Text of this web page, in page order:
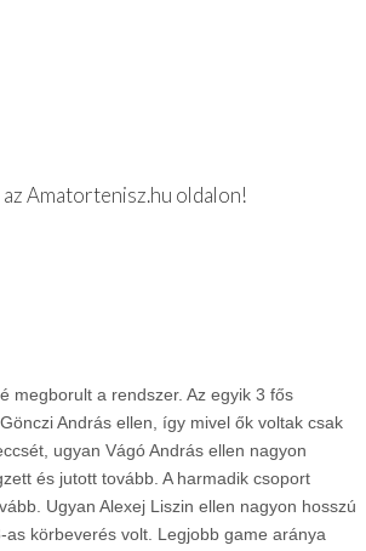
Amatortenisz.hu oldalon!
megborult a rendszer. Az egyik 3 fős
András ellen, így mivel ők voltak csak
ugyan Vágó András ellen nagyon
és jutott tovább. A harmadik csoport
Ugyan Alexej Liszin ellen nagyon hosszú
körbeverés volt. Legjobb game aránya